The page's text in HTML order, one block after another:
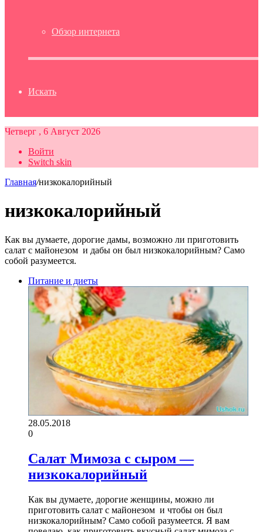
Обзор интернета
Искать
Четверг , 6 Август 2026
Войти
Switch skin
Главная/низкокалорийный
низкокалорийный
Как вы думаете, дорогие дамы, возможно ли приготовить
салат с майонезом и дабы он был низкокалорийным? Само
собой разумеется.
Питание и диеты
28.05.2018
0
Салат Мимоза с сыром —
низкокалорийный
Как вы думаете, дорогие женщины, можно ли
приготовить салат с майонезом и чтобы он был
низкокалорийным? Само собой разумеется. Я вам